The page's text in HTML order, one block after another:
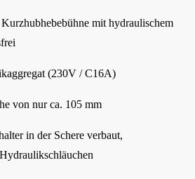
mit hydraulischem
(230V / C16A)
von nur ca. 105 mm
in der Schere verbaut,